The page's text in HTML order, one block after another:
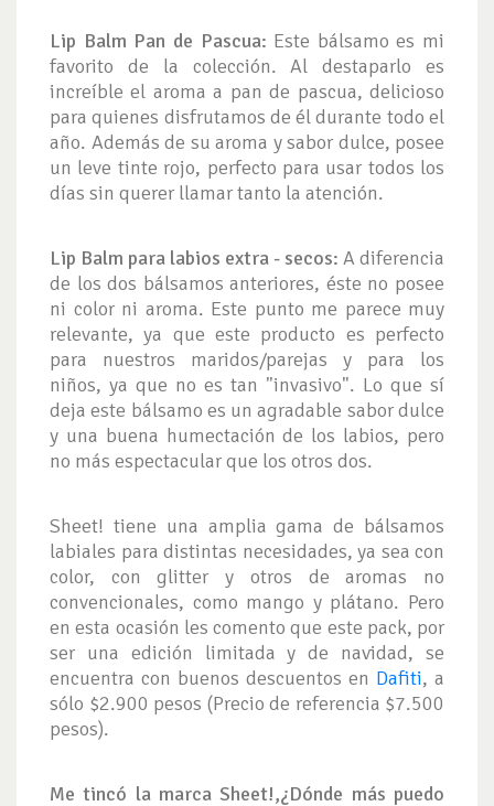
Lip Balm Pan de Pascua: Este bálsamo es mi
favorito de la colección. Al destaparlo es
increíble el aroma a pan de pascua, delicioso
para quienes disfrutamos de él durante todo el
año. Además de su aroma y sabor dulce, posee
un leve tinte rojo, perfecto para usar todos los
días sin querer llamar tanto la atención.
Lip Balm para labios extra - secos: A diferencia
de los dos bálsamos anteriores, éste no posee
ni color ni aroma. Este punto me parece muy
relevante, ya que este producto es perfecto
para nuestros maridos/parejas y para los
niños, ya que no es tan "invasivo". Lo que sí
deja este bálsamo es un agradable sabor dulce
y una buena humectación de los labios, pero
no más espectacular que los otros dos.
Sheet! tiene una amplia gama de bálsamos
labiales para distintas necesidades, ya sea con
color, con glitter y otros de aromas no
convencionales, como mango y plátano. Pero
en esta ocasión les comento que este pack, por
ser una edición limitada y de navidad, se
encuentra con buenos descuentos en Dafiti, a
sólo $2.900 pesos (Precio de referencia $7.500
pesos).
Me tincó la marca Sheet!,¿Dónde más puedo